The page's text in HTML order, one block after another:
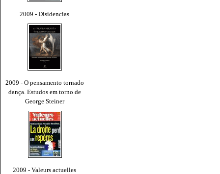
2009 - Disidencias
2009 - O pensamento tornado
dança. Estudos em torno de
George Steiner
2009 - Valeurs actuelles